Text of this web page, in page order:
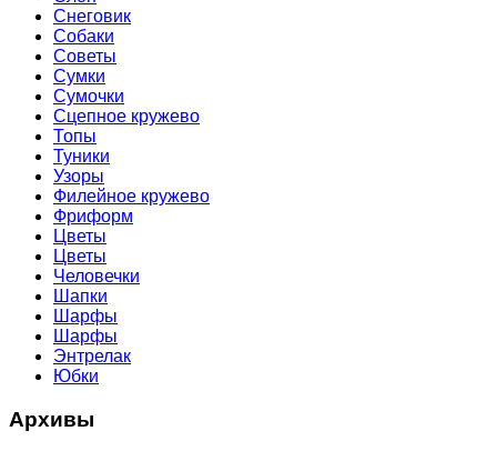
Снеговик
Собаки
Советы
Сумки
Сумочки
Сцепное кружево
Топы
Туники
Узоры
Филейное кружево
Фриформ
Цветы
Цветы
Человечки
Шапки
Шарфы
Шарфы
Энтрелак
Юбки
Архивы